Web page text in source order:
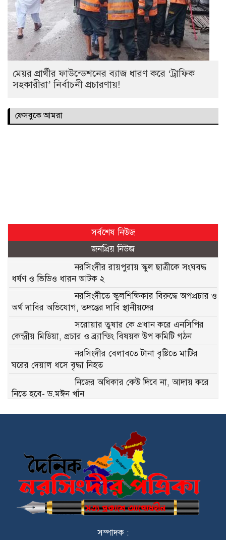
মেয়র প্রার্থীর ফাউন্ডেশনের ব্যাজ ধারণ করে ‘ট্রাফিক
সহকারীরা’ নির্বাচনী প্রচারণায়!
ফেসবুকে আমরা
সর্বশেষ নিউজ
জনপ্রিয় নিউজ
নরসিংদীর রায়পুরায় স্কুল ছাত্রীকে সংঘবদ্ধ
ধর্ষণ ও ভিডিও ধারন আটক ২
নরসিংদীতে স্কুলশিক্ষিকার বিরুদ্ধে অপপ্রচার ও
অর্থ দাবির অভিযোগ, তদন্তের দাবি স্থানীয়দের
সরোয়ার তুষার কে প্রধান করে এনসিপির
কেন্দ্রীয় মিডিয়া, প্রচার ও ব্র্যান্ডিং বিষয়ক উপ কমিটি গঠন
নরসিংদীর বেলাবতে টানা বৃষ্টিতে মাটির
ঘরের দেয়াল ধসে বৃদ্ধা নিহত
নিজের অধিকার কেউ দিবে না, আদায় করে
নিতে হবে- ড.মঈন খাঁন
পলাশ ও ঘোড়াশালের যুবদলের কমিটি নিয়ে
বিভ্রান্তি, কেন্দ্রীয় যুবদলের সতর্কবার্তা
ইটিপি বন্ধ রেখেই চলছিল উৎপাদন,
নরসিংদীতে নাসির ডাইং কারখানাকে ২ লাখ
টাকা জরিমানা
পলাশে স্বামীর বাড়িতে অন্তঃসত্ত্বা গৃহবধূর
সম্পাদক :